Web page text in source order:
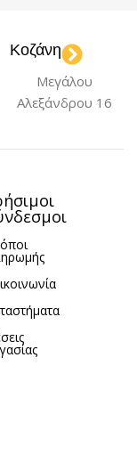
Κοζάνη
Μεγάλου
Αλεξάνδρου 16